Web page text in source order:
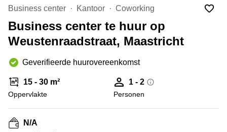
Hengelo
Hilversum
Hoofddorp
Deventer
Rotterdam
Tiel
Zwolle
Bodegraven-
Reeuwijk
Business
center
Arnhem
Business
Amsterdam
Westpoort
Business
center
Hilversum
Business center Kantoor Coworking
Business center te huur op
Weustenraadstraat, Maastricht
Geverifieerde huurovereenkomst
15 - 30 m²
Oppervlakte
1 - 2
Personen
N/A